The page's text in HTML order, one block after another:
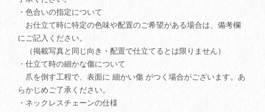
・色合いの指定について
お仕立て時に特定の色味や配置のご希望がある場合は、備考欄
にご記入ください。
（掲載写真と同じ向き・配置で仕立てるとは限りません）
・仕立て時の細かな傷について
爪を倒す工程で、表面に 細かい傷 がつく場合がございます。あ
らかじめご了承ください。
・ネックレスチェーンの仕様